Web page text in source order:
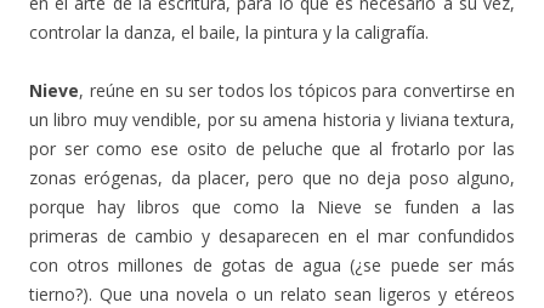
controlar la danza, el baile, la pintura y la caligrafía.
Nieve, reúne en su ser todos los tópicos para convertirse en
un libro muy vendible, por su amena historia y liviana textura,
por ser como ese osito de peluche que al frotarlo por las
zonas erógenas, da placer, pero que no deja poso alguno,
porque hay libros que como la Nieve se funden a las
primeras de cambio y desaparecen en el mar confundidos
con otros millones de gotas de agua (¿se puede ser más
tierno?). Que una novela o un relato sean ligeros y etéreos